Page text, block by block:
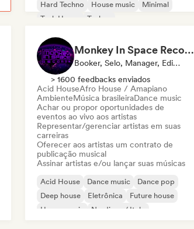
Hard Techno
House music
Minimal
Tech House
Techno
Monkey In Space Records
Booker, Selo, Manager, Editora
> 1600 feedbacks enviados
Acid HouseAfro House / Amapiano
AmbienteMúsica brasileiraDance music
Achar ou propor oportunidades de
eventos ao vivo aos artistas
Representar/gerenciar artistas em suas
carreiras
Oferecer aos artistas um contrato de
publicação musical
Assinar artistas e/ou lançar suas músicas
Acid House Dance music
Dance pop
Deep house
Eletrônica
Future house
House music
Nu-disco / Italo